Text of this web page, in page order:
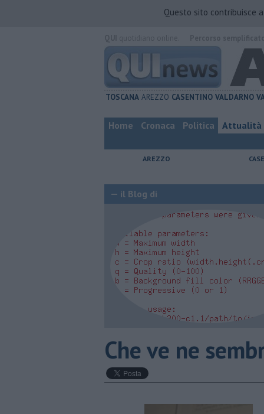
Questo sito contribuisce
TOSCANA AREZZO CASENTINO VALDARNO
Home Cronaca Politica Attualità
AREZZO
— il Blog di
​Che ve ne